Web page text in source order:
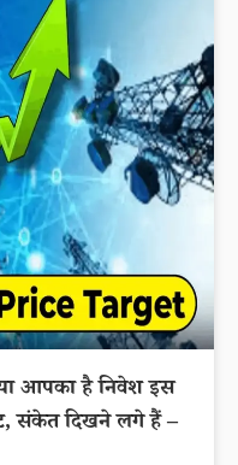
आपका है निवेश इस
संकेत दिखने लगे हैं –